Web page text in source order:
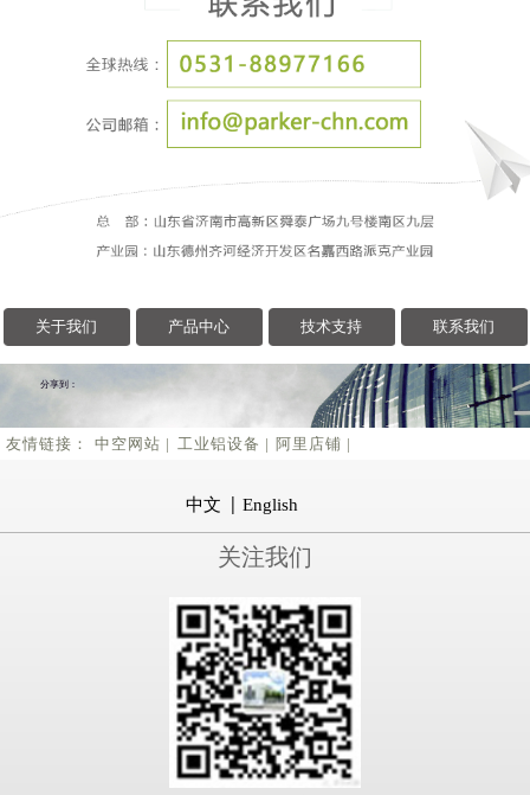
为什么装修离不开门窗...
你的高效团队是不是这...
2018/11/08
关于我们 产品中心 技术支持 联系我们
分享到：
友情链接： 中空网站 | 工业铝设备 | 阿里店铺 |
中文 English
关注我们